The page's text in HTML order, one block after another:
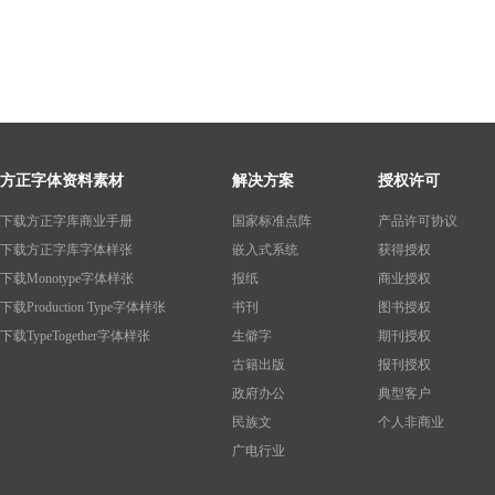
方正字体资料素材
下载方正字库商业手册
下载方正字库字体样张
下载Monotype字体样张
下载Production Type字体样张
下载TypeTogether字体样张
解决方案
国家标准点阵
嵌入式系统
报纸
书刊
生僻字
古籍出版
政府办公
民族文
广电行业
授权许可
产品许可协议
获得授权
商业授权
图书授权
期刊授权
报刊授权
典型客户
个人非商业